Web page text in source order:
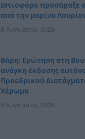
Ιστιοφόρο προσάραξε
από την μαρίνα
8 Αυγούστου, 2026
Βάρη: Ερώτηση στη
ανάγκη έκδοσης
Προεδρικού
Χέρωμα
8 Αυγούστου, 2026